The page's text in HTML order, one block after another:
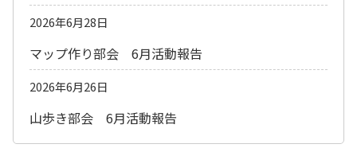
2026年6月28日
マップ作り部会 6月活動報告
2026年6月26日
山歩き部会 6月活動報告